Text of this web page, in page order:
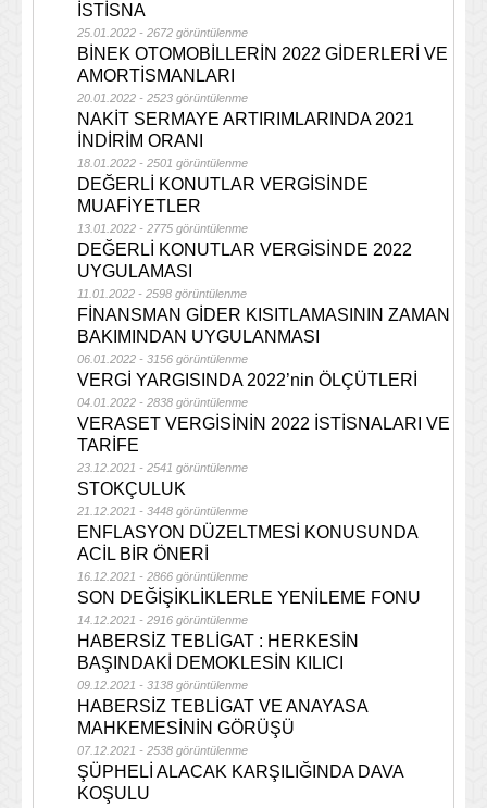
İSTİSNA
25.01.2022 - 2672 görüntülenme
BİNEK OTOMOBİLLERİN 2022 GİDERLERİ VE
AMORTİSMANLARI
20.01.2022 - 2523 görüntülenme
NAKİT SERMAYE ARTIRIMLARINDA 2021
İNDİRİM ORANI
18.01.2022 - 2501 görüntülenme
DEĞERLİ KONUTLAR VERGİSİNDE
MUAFİYETLER
13.01.2022 - 2775 görüntülenme
DEĞERLİ KONUTLAR VERGİSİNDE 2022
UYGULAMASI
11.01.2022 - 2598 görüntülenme
FİNANSMAN GİDER KISITLAMASININ ZAMAN
BAKIMINDAN UYGULANMASI
06.01.2022 - 3156 görüntülenme
VERGİ YARGISINDA 2022’nin ÖLÇÜTLERİ
04.01.2022 - 2838 görüntülenme
VERASET VERGİSİNİN 2022 İSTİSNALARI VE
TARİFE
23.12.2021 - 2541 görüntülenme
STOKÇULUK
21.12.2021 - 3448 görüntülenme
ENFLASYON DÜZELTMESİ KONUSUNDA
ACİL BİR ÖNERİ
16.12.2021 - 2866 görüntülenme
SON DEĞİŞİKLİKLERLE YENİLEME FONU
14.12.2021 - 2916 görüntülenme
HABERSİZ TEBLİGAT : HERKESİN
BAŞINDAKİ DEMOKLESİN KILICI
09.12.2021 - 3138 görüntülenme
HABERSİZ TEBLİGAT VE ANAYASA
MAHKEMESİNİN GÖRÜŞÜ
07.12.2021 - 2538 görüntülenme
ŞÜPHELİ ALACAK KARŞILIĞINDA DAVA
KOŞULU